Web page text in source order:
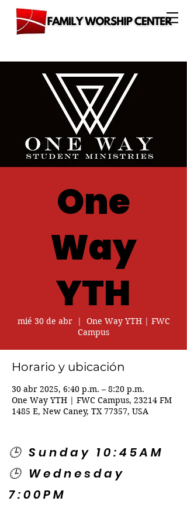
One
Way
YTH
mié 30 de abr
  |
One Way YTH | FWC
Campus
Horario y ubicación
30 abr 2025, 6:40 p.m. – 8:20 p.m.
One Way YTH | FWC Campus, 23214 FM
1485 E, New Caney, TX 77357, USA
🕒 Sunday 10:45AM
🕒 Wednesday
7:00PM